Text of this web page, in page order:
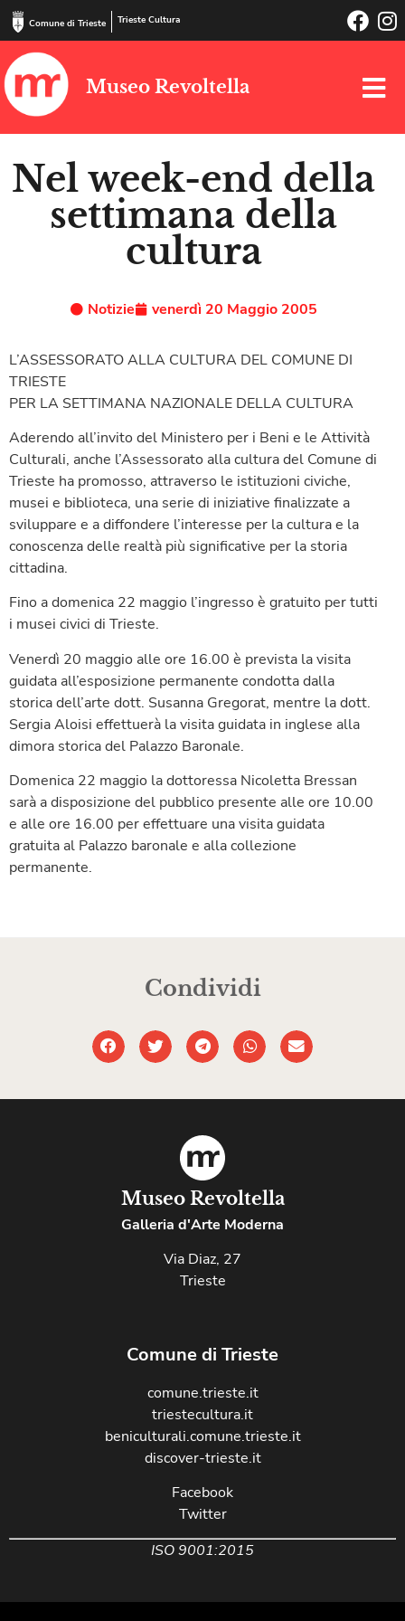
Comune di Trieste Trieste Cultura
Museo Revoltella
Nel week-end della
settimana della
cultura
Notizie venerdì 20 Maggio 2005
L’ASSESSORATO ALLA CULTURA DEL COMUNE DI
TRIESTE
PER LA SETTIMANA NAZIONALE DELLA CULTURA
Aderendo all’invito del Ministero per i Beni e le Attività
Culturali, anche l’Assessorato alla cultura del Comune di
Trieste ha promosso, attraverso le istituzioni civiche,
musei e biblioteca, una serie di iniziative finalizzate a
sviluppare e a diffondere l’interesse per la cultura e la
conoscenza delle realtà più significative per la storia
cittadina.
Fino a domenica 22 maggio l’ingresso è gratuito per tutti
i musei civici di Trieste.
Venerdì 20 maggio alle ore 16.00 è prevista la visita
guidata all’esposizione permanente condotta dalla
storica dell’arte dott. Susanna Gregorat, mentre la dott.
Sergia Aloisi effettuerà la visita guidata in inglese alla
dimora storica del Palazzo Baronale.
Domenica 22 maggio la dottoressa Nicoletta Bressan
sarà a disposizione del pubblico presente alle ore 10.00
e alle ore 16.00 per effettuare una visita guidata
gratuita al Palazzo baronale e alla collezione
permanente.
Condividi
Museo Revoltella
Galleria d'Arte Moderna
Via Diaz, 27
Trieste
Comune di Trieste
comune.trieste.it
triestecultura.it
beniculturali.comune.trieste.it
discover-trieste.it
Facebook
Twitter
ISO 9001:2015